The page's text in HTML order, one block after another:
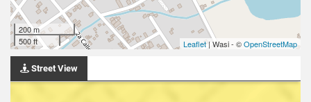
200 m
500 ft
Leaflet| Wasi - ©OpenStreetMap
Street View